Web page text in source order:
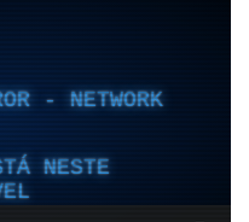
- NETWORK
NESTE